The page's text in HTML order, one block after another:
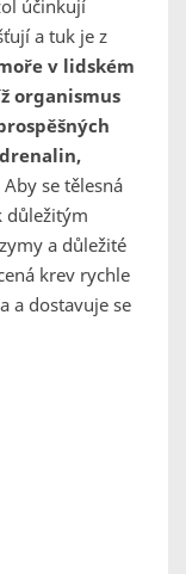
účinkují
a tuk je z
v lidském
organismus
Aby se tělesná
důležitým
a důležité
krev rychle
a dostavuje se